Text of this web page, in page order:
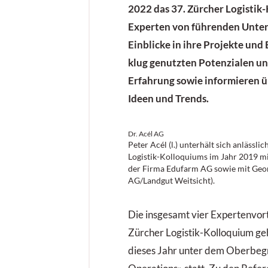
2022 das 37. Zürcher
Experten von führenden
Einblicke in ihre Projekte und
klug genutzten Potenzialen
Erfahrung sowie informieren
Ideen und Trends.
Dr. Acél AG
Peter Acél (l.) unterhält sich
Logistik-Kolloquiums im Jahr 2019
der Firma Edufarm AG sowie mit
AG/Landgut Weitsicht).
Die insgesamt vier
Zürcher Logistik-Kolloquium
dieses Jahr unter dem